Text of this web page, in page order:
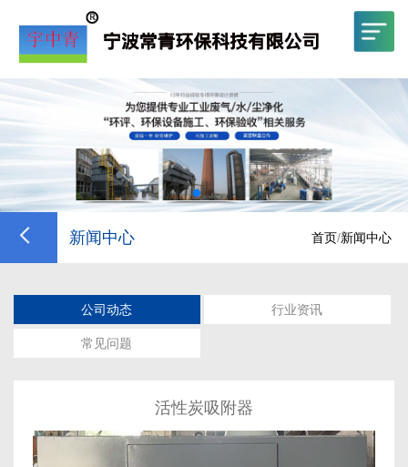
新闻中心 首页/新闻中心
公司动态 行业资讯
常见问题
活性炭吸附器